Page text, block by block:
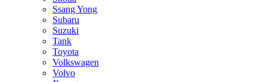
Ssang Yong
Subaru
Suzuki
Tank
Toyota
Volkswagen
Volvo